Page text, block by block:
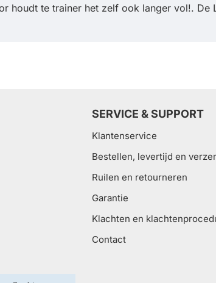
houdt te trainer het zelf ook langer vol!. De
SERVICE & SUPPORT
Klantenservice
Bestellen, levertijd en
Ruilen en retourneren
Garantie
Klachten en
Contact